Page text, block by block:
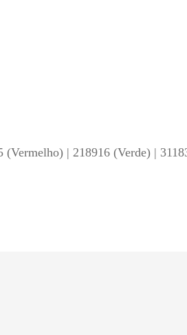
| 218916 (Verde) |